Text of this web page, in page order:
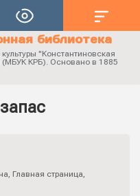
библиотека
"Константиновская
КРБ). Основано в 1885
, Главная страница,